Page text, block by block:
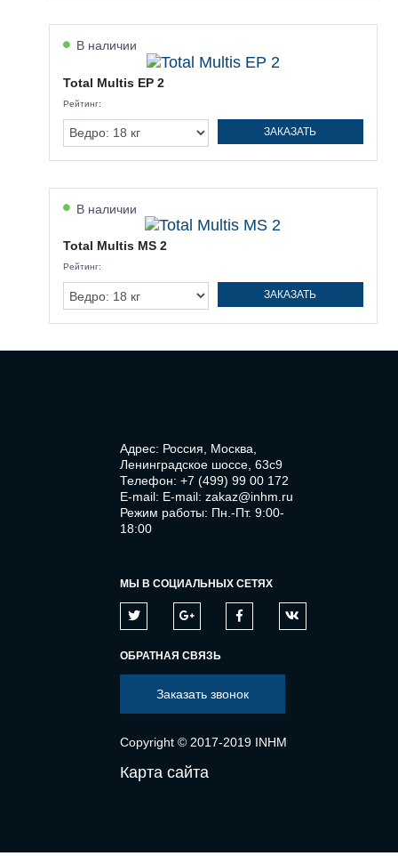
В наличии
Total Multis EP 2
Рейтинг:
ЗАКАЗАТЬ
В наличии
Total Multis MS 2
Рейтинг:
ЗАКАЗАТЬ
Адрес: Россия, Москва,
Ленинградское шоссе, 63с9
Телефон: +7 (499) 99 00 172
E-mail: E-mail: zakaz@inhm.ru
Режим работы: Пн.-Пт. 9:00-
18:00
МЫ В СОЦИАЛЬНЫХ СЕТЯХ
ОБРАТНАЯ СВЯЗЬ
Заказать звонок
Copyright © 2017-2019 INHM
Карта сайта